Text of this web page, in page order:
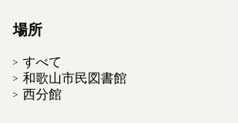
場所
すべて
和歌山市民図書館
西分館